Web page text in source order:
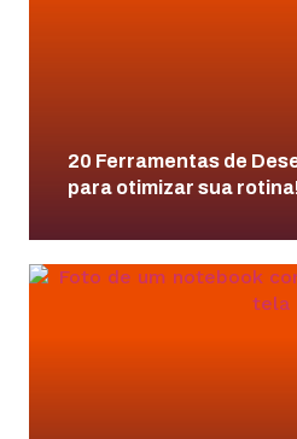
20 Ferramentas de
para otimizar sua